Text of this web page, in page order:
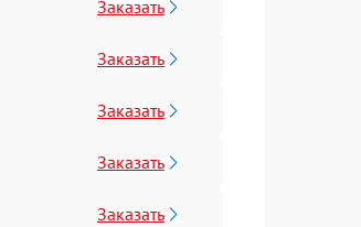
Заказать
Заказать
Заказать
Заказать
Заказать